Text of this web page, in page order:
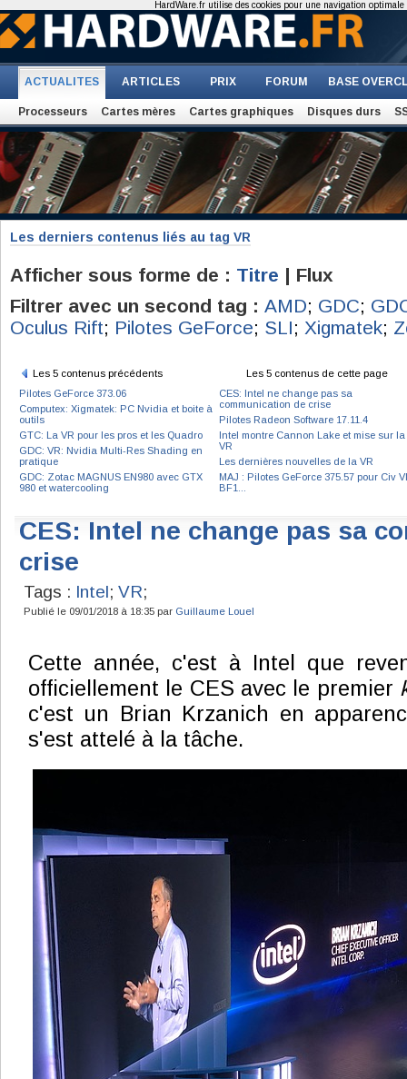
ACTUALITES ARTICLES PRIX FORUM BASE
Processeurs Cartes mères Cartes graphiques Disques durs
Les derniers contenus liés au tag VR
Afficher sous forme de : Titre | Flux
Filtrer avec un second tag : AMD; GDC;
Oculus Rift; Pilotes GeForce; SLI; Xigmatek;
Les 5 contenus précédents
Pilotes GeForce 373.06
Computex: Xigmatek: PC Nvidia et boite à
outils
GTC: La VR pour les pros et les Quadro
GDC: VR: Nvidia Multi-Res Shading en
pratique
GDC: Zotac MAGNUS EN980 avec GTX
980 et watercooling
Les 5 contenus de cette page
CES: Intel ne change pas sa
communication de crise
Pilotes Radeon Software 17.11.4
Intel montre Cannon Lake et mise sur la
VR
Les dernières nouvelles de la VR
MAJ : Pilotes GeForce 375.57 pour Civ
BF1...
CES: Intel ne change pas sa
crise
Tags : Intel; VR;
Publié le 09/01/2018 à 18:35 par Guillaume Louel
Cette année, c'est à Intel que
officiellement le CES avec le premier
c'est un Brian Krzanich en
s'est attelé à la tâche.
HardWare.fr utilise des cookies pour une navigation